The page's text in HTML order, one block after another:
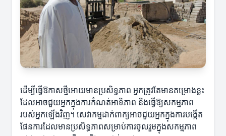
ដើម្បីធ្វើឱកាសថ្មីអោយមានប្រសិទ្ធភាព អ្នកត្រូវតែមានគម្រោងខ្លះ
ដែលអាចជួយអ្នកក្នុងការកំណត់អាទិភាព និងធ្វើឱ្យសកម្មភាព
របស់អ្នកឡើងវិញ។ សេវាកម្មដាក់ពាក្យអាចជួយអ្នកក្នុងការបង្កើត
ផែនការដែលមានប្រសិទ្ធភាពសម្រាប់ការចូលរួមក្នុងសកម្មភាព